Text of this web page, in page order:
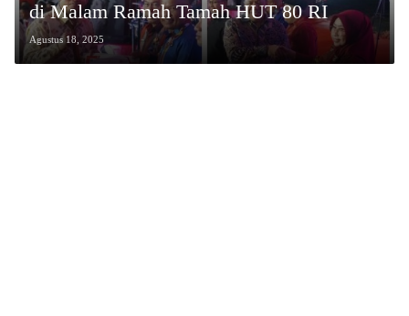
di Malam Ramah Tamah HUT 80 RI
Agustus 18, 2025